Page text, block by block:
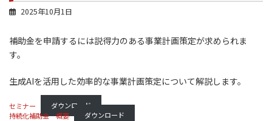
2025年10月1日
補助金を申請するには説得力のある事業計画策定が求められま
す。
生成AIを活用した効率的な事業計画策定について解説します。
セミナー
ダウンロード
持続化補助金 概要
ダウンロード